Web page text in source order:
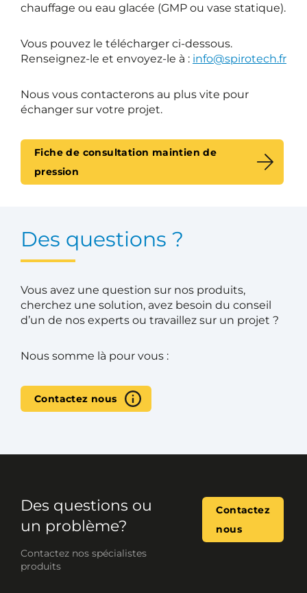
chauffage ou eau glacée (GMP ou vase statique).
Vous pouvez le télécharger ci-dessous.
Renseignez-le et envoyez-le à : info@spirotech.fr
Nous vous contacterons au plus vite pour
échanger sur votre projet.
Fiche de consultation maintien de
pression
Des questions ?
Vous avez une question sur nos produits,
cherchez une solution, avez besoin du conseil
d’un de nos experts ou travaillez sur un projet ?
Nous somme là pour vous :
Contactez nous
Des questions ou
un problème?
Contactez nos spécialistes
produits
Contactez
nous